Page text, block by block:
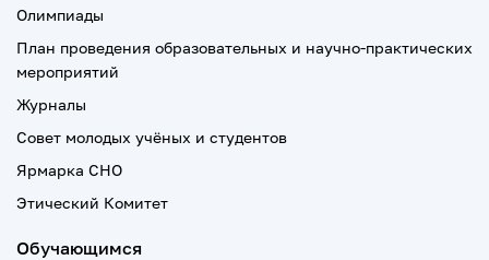
Олимпиады
План проведения образовательных и научно-практических
мероприятий
Журналы
Совет молодых учёных и студентов
Ярмарка СНО
Этический Комитет
Обучающимся